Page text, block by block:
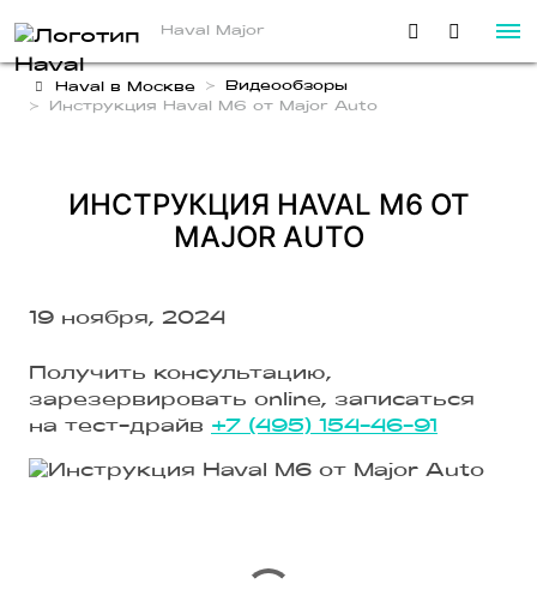
Haval Major
Haval в Москве
Видеообзоры
Инструкция Haval M6 от Major Auto
ИНСТРУКЦИЯ HAVAL M6 ОТ
MAJOR AUTO
19 ноября, 2024
Получить консультацию,
зарезервировать online, записаться
на тест-драйв +7 (495) 154-46-91